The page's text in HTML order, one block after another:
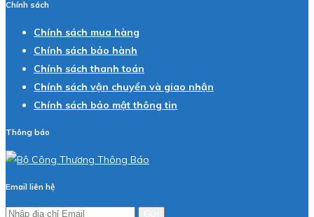
Chính sách
Chính sách mua hàng
Chính sách bảo hành
Chính sách thanh toán
Chính sách vận chuyển và giao nhận
Chính sách bảo mật thông tin
Thông báo
Email liên hệ